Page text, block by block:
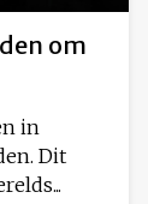
om
in
Dit